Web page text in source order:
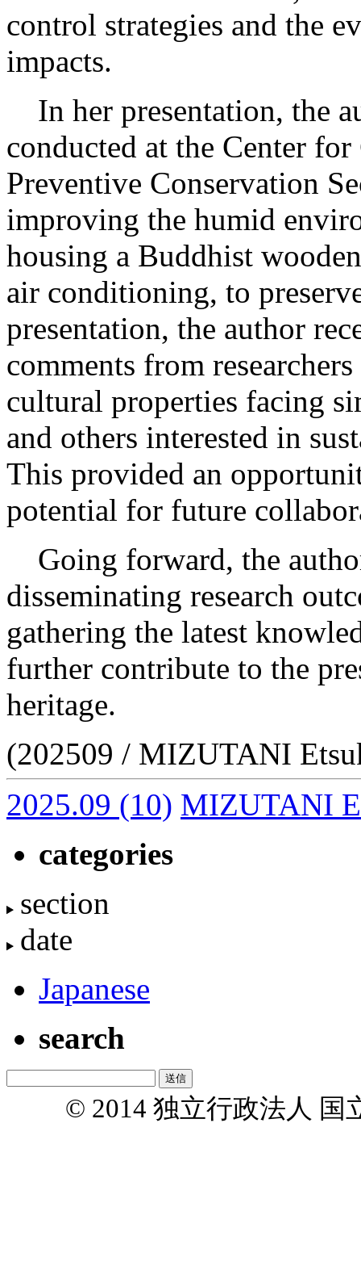
control strategies and the
impacts.
In her presentation, the
conducted at the Center
Preventive Conservation
improving the humid
housing a Buddhist
air conditioning, to
presentation, the author
comments from
cultural properties facing
and others interested in
This provided an
potential for future
Going forward, the
disseminating research
gathering the latest
further contribute to the
heritage.
(202509 / MIZUTANI
2025.09 (10) MIZUTANI
categories
section
date
Japanese
search
© 2014 独立行政法人 国